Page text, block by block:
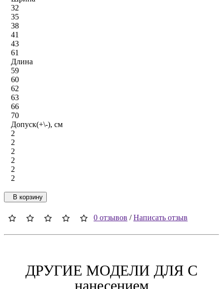
32
35
38
41
43
61
Длина
59
60
62
63
66
70
Допуск(+\-), см
2
2
2
2
2
2
В корзину
0 отзывов /Написать отзыв
ДРУГИЕ МОДЕЛИ ДЛЯ C
нанесением